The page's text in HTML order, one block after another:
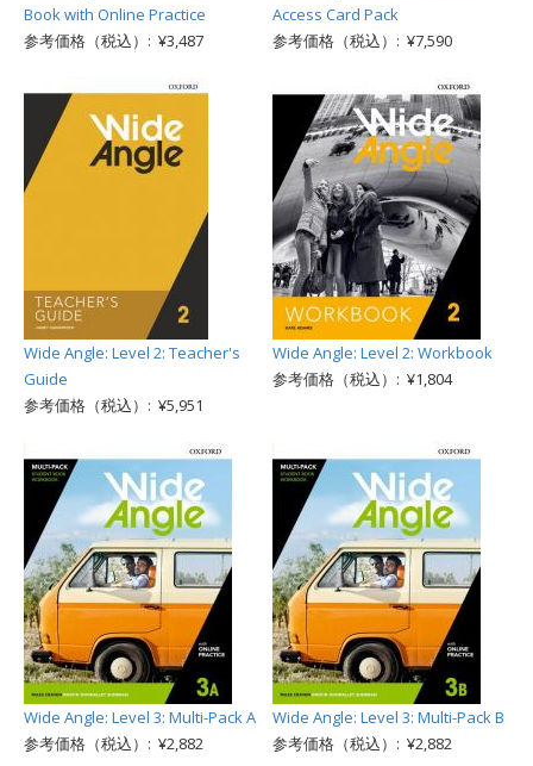
Book with Online Practice
参考価格（税込）: ¥3,487
Access Card Pack
参考価格（税込）: ¥7,590
Wide Angle: Level 2: Teacher's
Guide
参考価格（税込）: ¥5,951
Wide Angle: Level 2: Workbook
参考価格（税込）: ¥1,804
Wide Angle: Level 3: Multi-Pack A
参考価格（税込）: ¥2,882
Wide Angle: Level 3: Multi-Pack B
参考価格（税込）: ¥2,882